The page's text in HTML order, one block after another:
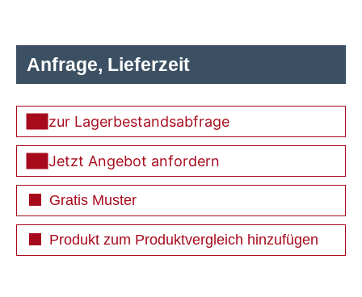
Anfrage, Lieferzeit
zur Lagerbestandsabfrage
Jetzt Angebot anfordern
Gratis Muster
Produkt zum Produktvergleich hinzufügen